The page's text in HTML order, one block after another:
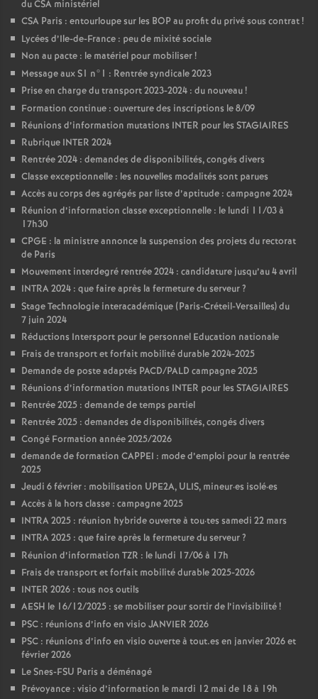
du CSA ministériel
CSA Paris : entourloupe sur les BOP au profit du privé sous contrat!
Lycées d’Ile-de-France : peu de mixité sociale
Non au pacte : le matériel pour mobiliser!
Message aux S1 n°1 : Rentrée syndicale 2023
Prise en charge du transport 2023-2024 : du nouveau!
Formation continue : ouverture des inscriptions le 8/09
Réunions d’information mutations INTER pour les STAGIAIRES
Rubrique INTER 2024
Rentrée 2024 : demandes de disponibilités, congés divers
Classe exceptionnelle : les nouvelles modalités sont parues
Accès au corps des agrégés par liste d’aptitude : campagne 2024
Réunion d’information classe exceptionnelle : le lundi 11/03 à
17h30
CPGE : la ministre annonce la suspension des projets du rectorat
de Paris
Mouvement interdegré rentrée 2024 : candidature jusqu’au 4 avril
INTRA 2024 : que faire après la fermeture du serveur?
Stage Technologie interacadémique (Paris-Créteil-Versailles) du
7 juin 2024
Réductions Intersport pour le personnel Education nationale
Frais de transport et forfait mobilité durable 2024-2025
Demande de poste adaptés PACD/PALD campagne 2025
Réunions d’information mutations INTER pour les STAGIAIRES
Rentrée 2025 : demande de temps partiel
Rentrée 2025 : demandes de disponibilités, congés divers
Congé Formation année 2025/2026
demande de formation CAPPEI : mode d’emploi pour la rentrée
2025
Jeudi 6 février : mobilisation UPE2A, ULIS, mineur·es isolé·es
Accès à la hors classe : campagne 2025
INTRA 2025 : réunion hybride ouverte à tou·tes samedi 22 mars
INTRA 2025 : que faire après la fermeture du serveur?
Réunion d’information TZR : le lundi 17/06 à 17h
Frais de transport et forfait mobilité durable 2025-2026
INTER 2026 : tous nos outils
AESH le 16/12/2025 : se mobiliser pour sortir de l’invisibilité!
PSC : réunions d’info en visio JANVIER 2026
PSC : réunions d’info en visio ouverte à tout.es en janvier 2026 et
février 2026
Le Snes-FSU Paris a déménagé
Prévoyance : visio d’information le mardi 12 mai de 18 à 19h